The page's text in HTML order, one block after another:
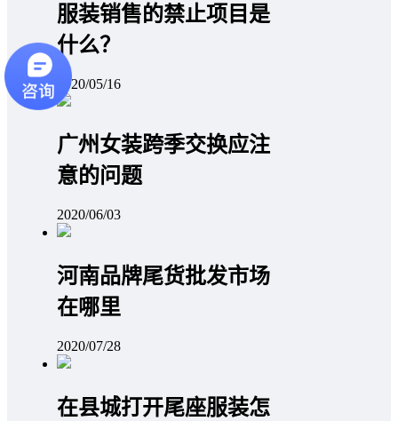
服装销售的禁止项目是
什么？
2020/05/16
广州女装跨季交换应注
意的问题
2020/06/03
河南品牌尾货批发市场
在哪里
2020/07/28
在县城打开尾座服装怎